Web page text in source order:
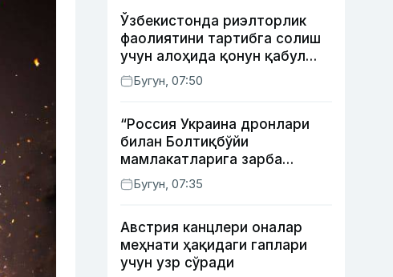
Ўзбекистонда риэлторлик
фаолиятини тартибга солиш
учун алоҳида қонун қабул
қилинди
Бугун, 07:50
“Россия Украина дронлари
билан Болтиқбўйи
мамлакатларига зарба
бермоқчи” — Литва мудофаа
вазири
Бугун, 07:35
Австрия канцлери оналар
меҳнати ҳақидаги гаплари
учун узр сўради